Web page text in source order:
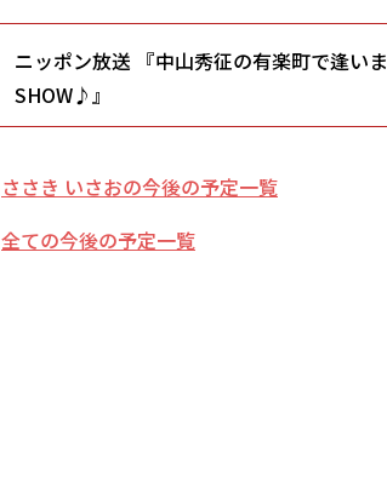
ニッポン放送 『中山秀征の有楽町で逢いま
SHOW♪』
ささき いさおの今後の予定一覧
全ての今後の予定一覧